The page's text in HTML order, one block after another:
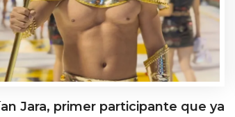
Jara, primer participante que ya